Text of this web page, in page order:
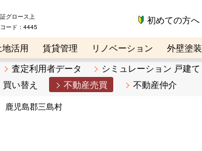
グロース上
ード：4445
初めての方へ
地活用 賃貸管理 リノベーション 外壁塗装
リビンマガジンBiz 不動産売却ご相談デスク
査定利用者データ
シミュレーション 戸建て
い替え 不動産売買 不動産仲介
鹿児島郡三島村